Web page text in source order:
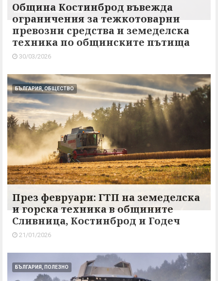
Община Костинброд въвежда
ограничения за тежкотоварни
превозни средства и земеделска
техника по общинските пътища
30/03/2026
БЪЛГАРИЯ, ОБЩЕСТВО
През февруари: ГТП на земеделска
и горска техника в общините
Сливница, Костинброд и Годеч
21/01/2026
БЪЛГАРИЯ, ПОЛЕЗНО